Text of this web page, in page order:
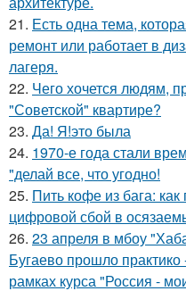
21. Есть одна тема,
ремонт или работает в
лагеря.
22. Чего хочется людям,
"Советской" квартире?
23. Да! Я!это была
24. 1970-е года стали
"делай все, что угодно!
25. Пить кофе из бага:
цифровой сбой в
26. 23 апреля в мбоу
Бугаево прошло
рамках курса "Россия -